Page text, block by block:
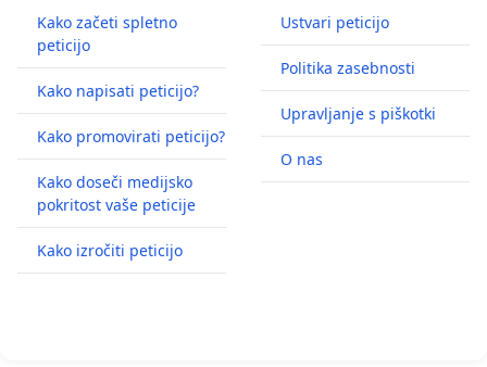
Kako začeti spletno
peticijo
Kako napisati peticijo?
Kako promovirati peticijo?
Kako doseči medijsko
pokritost vaše peticije
Kako izročiti peticijo
Ustvari peticijo
Politika zasebnosti
Upravljanje s piškotki
O nas